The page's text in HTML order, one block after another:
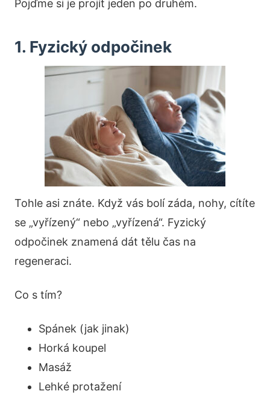
Pojďme si je projít jeden po druhém.
1. Fyzický odpočinek
Tohle asi znáte. Když vás bolí záda, nohy, cítíte
se „vyřízený“ nebo „vyřízená“. Fyzický
odpočinek znamená dát tělu čas na
regeneraci.
Co s tím?
Spánek (jak jinak)
Horká koupel
Masáž
Lehké protažení